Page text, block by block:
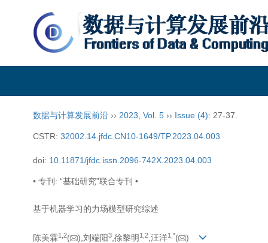
数据与计算发展前沿 ›› 2023 Vol. 5 ›› Issue (4): 27-37.
CSTR: 32002.14.jfdc.CN10-1649/TP.2023.04.003
doi: 10.11871/jfdc.issn.2096-742X.2023.04.003
• 专刊: “基础研究”联合专刊 •
基于机器学习的力场模型研究综述
陈美霖1, 2( ),刘端阳3 ,徐黎明 1, 2 ,汪洋1, *( )